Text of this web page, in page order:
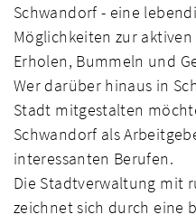
Schwandorf - eine
Möglichkeiten zur
Erholen, Bummeln und
Wer darüber hinaus in
Stadt mitgestalten
Schwandorf als
interessanten Berufen.
Die Stadtverwaltung mit
zeichnet sich durch eine